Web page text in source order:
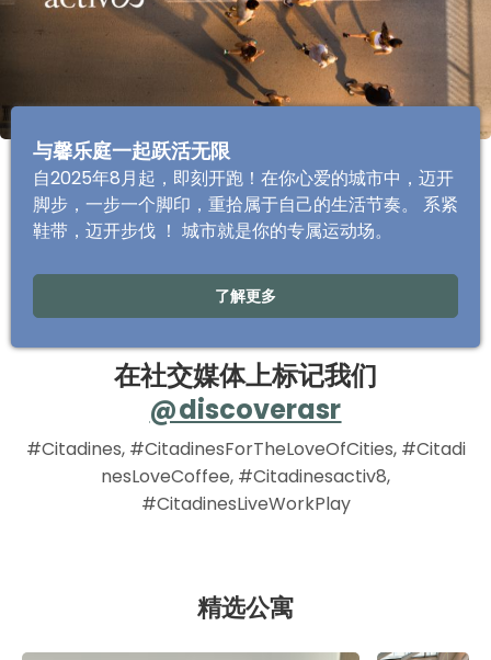
与馨乐庭一起跃活无限
自2025年8月起，即刻开跑！在你心爱的城市中，迈开
脚步，一步一个脚印，重拾属于自己的生活节奏。 系紧
鞋带，迈开步伐 ！ 城市就是你的专属运动场。
了解更多
在社交媒体上标记我们
@discoverasr
#Citadines, #CitadinesForTheLoveOfCities, #Citadi
nesLoveCoffee, #Citadinesactiv8,
#CitadinesLiveWorkPlay
精选公寓